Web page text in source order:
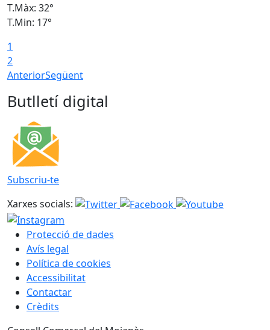
T.Màx: 32°
T.Min: 17°
1
2
AnteriorSegüent
Butlletí digital
Subscriu-te
Xarxes socials:
Protecció de dades
Avís legal
Política de cookies
Accessibilitat
Contactar
Crèdits